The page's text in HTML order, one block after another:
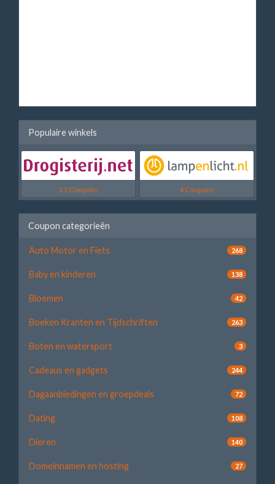
Populaire winkels
21 Coupons 4 Coupons
Coupon categorieën
Auto Motor en Fiets 268
Baby en kinderen 138
Bloemen 42
Boeken Kranten en Tijdschriften 263
Boten en watersport 3
Cadeaus en gadgets 244
Dagaanbiedingen en groepdeals 72
Dating 108
Dieren 140
Domeinnamen en hosting 27